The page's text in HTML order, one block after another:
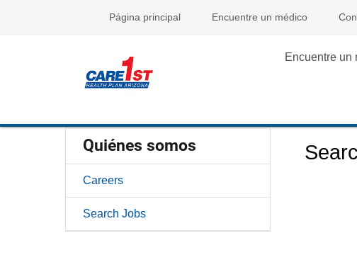
Página principal Encuentre un médico
Encuentre un
Quiénes somos
Careers
Search Jobs